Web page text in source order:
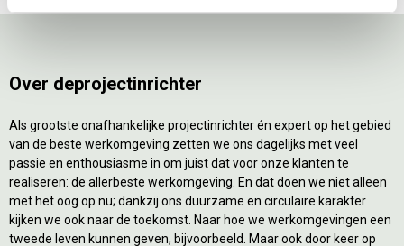
Over deprojectinrichter
Als grootste onafhankelijke projectinrichter én expert op het gebied
van de beste werkomgeving zetten we ons dagelijks met veel
passie en enthousiasme in om juist dat voor onze klanten te
realiseren: de allerbeste werkomgeving. En dat doen we niet alleen
met het oog op nu; dankzij ons duurzame en circulaire karakter
kijken we ook naar de toekomst. Naar hoe we werkomgevingen een
tweede leven kunnen geven, bijvoorbeeld. Maar ook door keer op